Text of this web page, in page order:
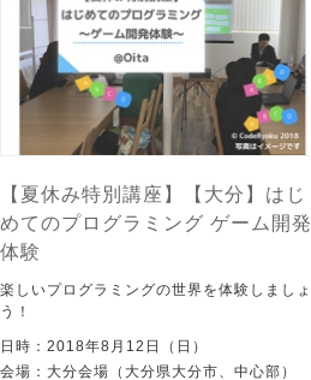
【夏休み特別講座】【大分】はじ
めてのプログラミング ゲーム開発
体験
楽しいプログラミングの世界を体験しましょ
う！
日時：2018年8月12日（日）
会場：大分会場（大分県大分市、中心部）